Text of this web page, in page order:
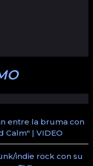
entre la bruma con
Calm" | VIDEO
indie rock con su